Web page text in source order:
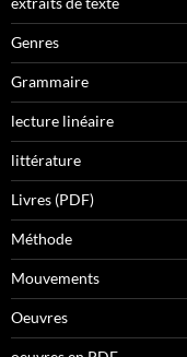
Genres
Grammaire
lecture linéaire
littérature
Livres (PDF)
Méthode
Mouvements
Oeuvres